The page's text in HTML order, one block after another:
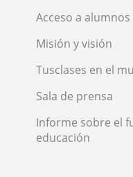
Acceso a alumnos
Misión y visión
Tusclases en el
Sala de prensa
Informe sobre el
educación